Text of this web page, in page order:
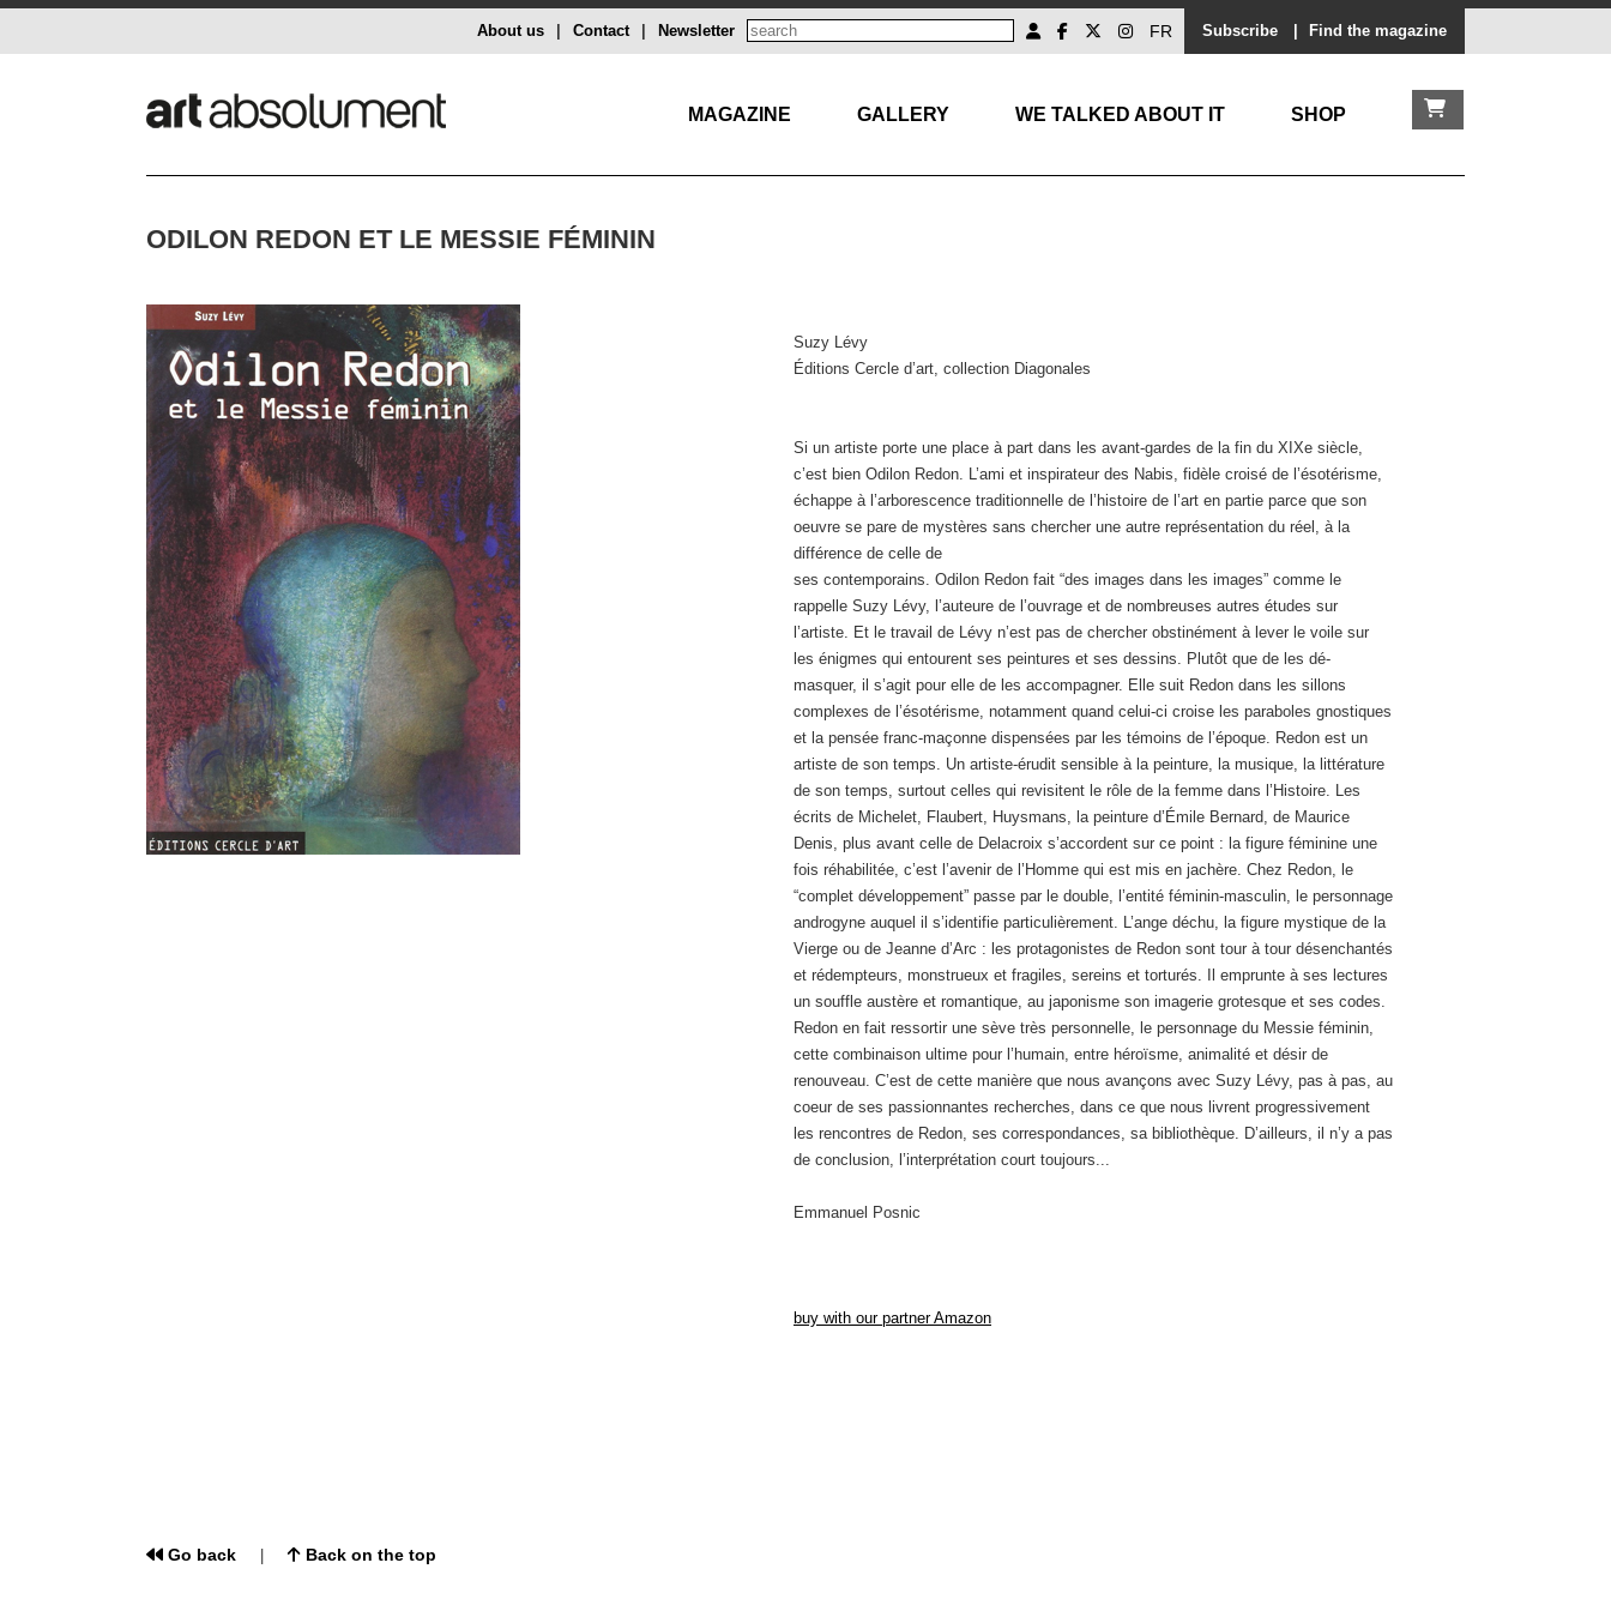
Subscribe Find the magazine
FR
Newsletter
Contact
About us
MAGAZINE GALLERY WE TALKED ABOUT IT SHOP
ODILON REDON ET LE MESSIE FÉMININ
Suzy Lévy
Éditions Cercle d’art, collection Diagonales
Si un artiste porte une place à part dans les avant-gardes de la fin du XIXe siècle,
c’est bien Odilon Redon. L’ami et inspirateur des Nabis, fidèle croisé de l’ésotérisme,
échappe à l’arborescence traditionnelle de l’histoire de l’art en partie parce que son
oeuvre se pare de mystères sans chercher une autre représentation du réel, à la
différence de celle de
ses contemporains. Odilon Redon fait “des images dans les images” comme le
rappelle Suzy Lévy, l’auteure de l’ouvrage et de nombreuses autres études sur
l’artiste. Et le travail de Lévy n’est pas de chercher obstinément à lever le voile sur
les énigmes qui entourent ses peintures et ses dessins. Plutôt que de les dé-
masquer, il s’agit pour elle de les accompagner. Elle suit Redon dans les sillons
complexes de l’ésotérisme, notamment quand celui-ci croise les paraboles gnostiques
et la pensée franc-maçonne dispensées par les témoins de l’époque. Redon est un
artiste de son temps. Un artiste-érudit sensible à la peinture, la musique, la littérature
de son temps, surtout celles qui revisitent le rôle de la femme dans l’Histoire. Les
écrits de Michelet, Flaubert, Huysmans, la peinture d’Émile Bernard, de Maurice
Denis, plus avant celle de Delacroix s’accordent sur ce point : la figure féminine une
fois réhabilitée, c’est l’avenir de l’Homme qui est mis en jachère. Chez Redon, le
“complet développement” passe par le double, l’entité féminin-masculin, le personnage
androgyne auquel il s’identifie particulièrement. L’ange déchu, la figure mystique de la
Vierge ou de Jeanne d’Arc : les protagonistes de Redon sont tour à tour désenchantés
et rédempteurs, monstrueux et fragiles, sereins et torturés. Il emprunte à ses lectures
un souffle austère et romantique, au japonisme son imagerie grotesque et ses codes.
Redon en fait ressortir une sève très personnelle, le personnage du Messie féminin,
cette combinaison ultime pour l’humain, entre héroïsme, animalité et désir de
renouveau. C’est de cette manière que nous avançons avec Suzy Lévy, pas à pas, au
coeur de ses passionnantes recherches, dans ce que nous livrent progressivement
les rencontres de Redon, ses correspondances, sa bibliothèque. D’ailleurs, il n’y a pas
de conclusion, l’interprétation court toujours...
Emmanuel Posnic
buy with our partner Amazon
Go back Back on the top